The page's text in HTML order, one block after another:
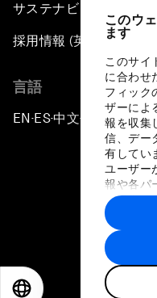
このウ
ます
このサイ
に合わせ
フィック
ザーによ
報を収集
信、デー
有してい
ユーザー
報や各パ
に収集さ
トナーに
す。
サステナビリティへの取
採用情報 (英語のみ)
言語
EN ▪ ES▪中文▪ 日本語
プライバシ
©